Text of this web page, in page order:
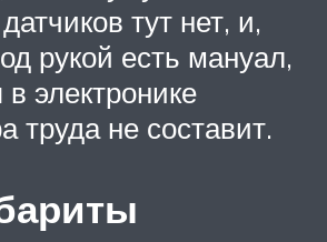
тут нет, и,
рукой есть мануал,
в электронике
труда не составит.